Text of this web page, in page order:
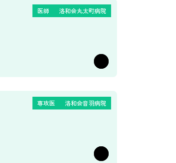
医師 洛和会丸太町病院
専攻医 洛和会音羽病院